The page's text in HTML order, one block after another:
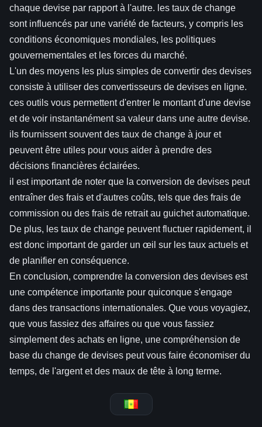
chaque devise par rapport à l'autre. les taux de change
sont influencés par une variété de facteurs, y compris les
conditions économiques mondiales, les politiques
gouvernementales et les forces du marché.
L'un des moyens les plus simples de convertir des devises
consiste à utiliser des convertisseurs de devises en ligne.
ces outils vous permettent d'entrer le montant d'une devise
et de voir instantanément sa valeur dans une autre devise.
ils fournissent souvent des taux de change à jour et
peuvent être utiles pour vous aider à prendre des
décisions financières éclairées.
il est important de noter que la conversion de devises peut
entraîner des frais et d'autres coûts, tels que des frais de
commission ou des frais de retrait au guichet automatique.
De plus, les taux de change peuvent fluctuer rapidement, il
est donc important de garder un œil sur les taux actuels et
de planifier en conséquence.
En conclusion, comprendre la conversion des devises est
une compétence importante pour quiconque s'engage
dans des transactions internationales. Que vous voyagiez,
que vous fassiez des affaires ou que vous fassiez
simplement des achats en ligne, une compréhension de
base du change de devises peut vous faire économiser du
temps, de l'argent et des maux de tête à long terme.